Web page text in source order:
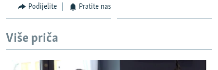
Podijelite Pratite nas
Više priča